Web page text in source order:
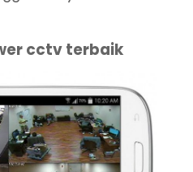
cctv terbaik